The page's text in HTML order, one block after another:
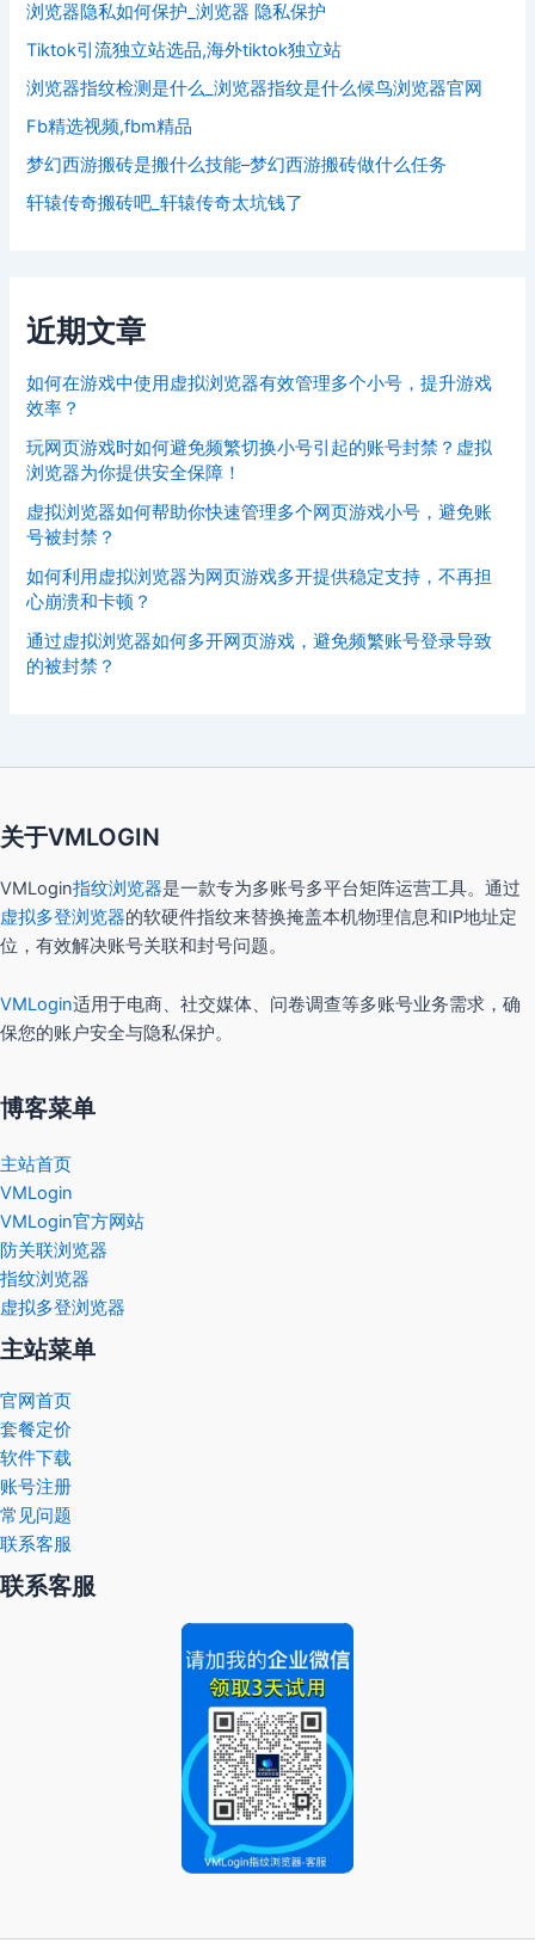
浏览器隐私如何保护_浏览器 隐私保护
Tiktok引流独立站选品,海外tiktok独立站
浏览器指纹检测是什么_浏览器指纹是什么候鸟浏览器官网
Fb精选视频,fbm精品
梦幻西游搬砖是搬什么技能–梦幻西游搬砖做什么任务
轩辕传奇搬砖吧_轩辕传奇太坑钱了
近期文章
如何在游戏中使用虚拟浏览器有效管理多个小号，提升游戏
效率？
玩网页游戏时如何避免频繁切换小号引起的账号封禁？虚拟
浏览器为你提供安全保障！
虚拟浏览器如何帮助你快速管理多个网页游戏小号，避免账
号被封禁？
如何利用虚拟浏览器为网页游戏多开提供稳定支持，不再担
心崩溃和卡顿？
通过虚拟浏览器如何多开网页游戏，避免频繁账号登录导致
的被封禁？
关于VMLOGIN
VMLogin指纹浏览器是一款专为多账号多平台矩阵运营工具。通过
虚拟多登浏览器的软硬件指纹来替换掩盖本机物理信息和IP地址定
位，有效解决账号关联和封号问题。
VMLogin适用于电商、社交媒体、问卷调查等多账号业务需求，确
保您的账户安全与隐私保护。
博客菜单
主站首页
VMLogin
VMLogin官方网站
防关联浏览器
指纹浏览器
虚拟多登浏览器
主站菜单
官网首页
套餐定价
软件下载
账号注册
常见问题
联系客服
联系客服